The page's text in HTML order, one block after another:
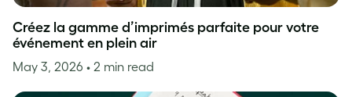
Créez la gamme d’imprimés parfaite pour votre
événement en plein air
May 3, 2026 • 2 min read